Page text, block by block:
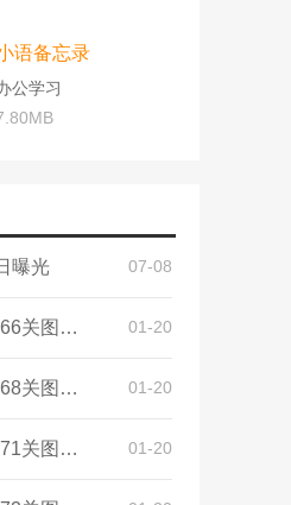
语备忘录
公学习
曝光 07-08
召唤与合成解谜第66关怎么过 第66关图文通关攻略 01-20
召唤与合成解谜第68关怎么过 第68关图文通关攻略 01-20
召唤与合成解谜第71关怎么过 第71关图文通关攻略 01-20